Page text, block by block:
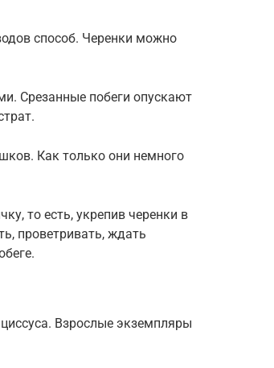
способ. Черенки можно
Срезанные побеги опускают
Как только они немного
то есть, укрепив черенки в
проветривать, ждать
Взрослые экземпляры